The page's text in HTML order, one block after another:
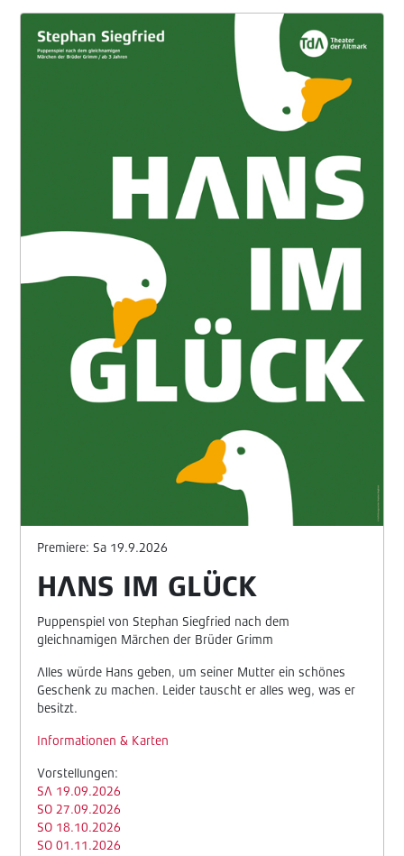
Premiere: Sa 19.9.2026
HANS IM GLÜCK
Puppenspiel von Stephan Siegfried nach dem
gleichnamigen Märchen der Brüder Grimm
Alles würde Hans geben, um seiner Mutter ein schönes
Geschenk zu machen. Leider tauscht er alles weg, was er
besitzt.
Informationen & Karten
Vorstellungen:
SA 19.09.2026
SO 27.09.2026
SO 18.10.2026
SO 01.11.2026